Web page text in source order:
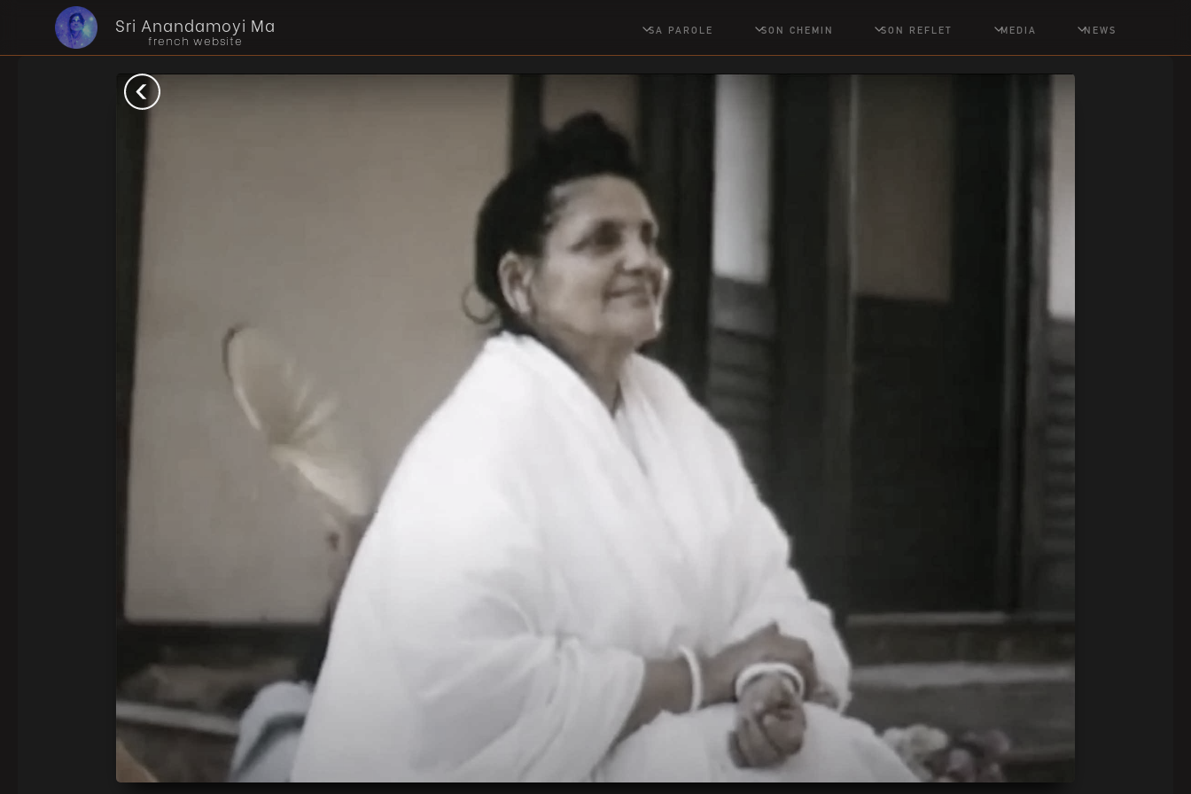
Sri Anandamoyi Ma
french website SA PAROLE SON CHEMIN SON REFLET MEDIA NEWS